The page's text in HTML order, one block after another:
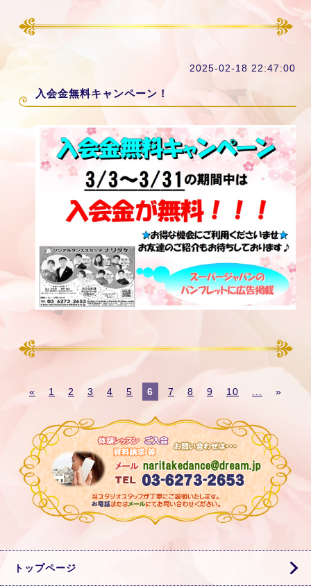
2025-02-18 22:47:00
入会金無料キャンペーン！
« 1 2 3 4 5 6 7 8 9 10 »
トップページ